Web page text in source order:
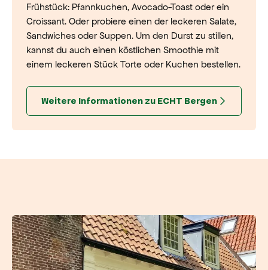
Frühstück: Pfannkuchen, Avocado-Toast oder ein
Croissant. Oder probiere einen der leckeren Salate,
Sandwiches oder Suppen. Um den Durst zu stillen,
kannst du auch einen köstlichen Smoothie mit
einem leckeren Stück Torte oder Kuchen bestellen.
Weitere Informationen zu ECHT Bergen